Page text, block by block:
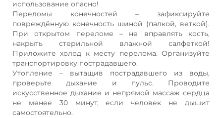
использование опасно!
Переломы конечностей – зафиксируйте
повреждённую конечность шиной (палкой, веткой).
При открытом переломе – не вправлять кость,
накрыть стерильной влажной салфеткой!
Приложите холод к месту перелома. Организуйте
транспортировку пострадавшего.
Утопление – вытащив пострадавшего из воды,
проверьте дыхание и пульс. Проводите
искусственное дыхание и непрямой массаж сердца
не менее 30 минут, если человек не дышит
самостоятельно.